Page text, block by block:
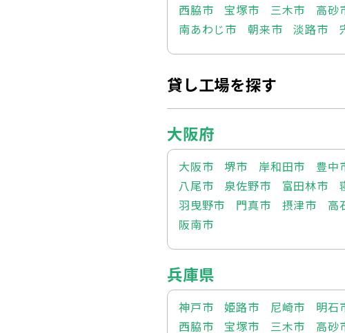
西脇市
宝塚市 三木市 高砂
南あわじ市
朝来市 淡路市
貸し工場を探す
大阪府
大阪市 堺市 岸和田市 豊中
八尾市
泉佐野市 富田林市
羽曳野市
門真市 摂津市 高
阪南市
兵庫県
神戸市 姫路市 尼崎市 明石
西脇市
宝塚市 三木市 高砂